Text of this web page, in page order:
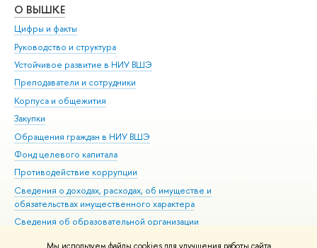
О ВЫШКЕ
Цифры и факты
Руководство и структура
Устойчивое развитие в НИУ ВШЭ
Преподаватели и сотрудники
Корпуса и общежития
Закупки
Обращения граждан в НИУ ВШЭ
Фонд целевого капитала
Противодействие коррупции
Сведения о доходах, расходах, об имуществе и
обязательствах имущественного характера
Сведения об образовательной организации
Людям с ограниченными возможностями здоровья